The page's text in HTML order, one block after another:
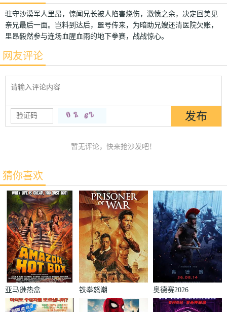
驻守沙漠军人里昂，惊闻兄长被人陷害烧伤，激愤之余，决定回美见
亲兄最后一面。岂料到达后，噩号传来，为暗助兄嫂还清医院欠账，
里昂毅然参与连场血腥血雨的地下拳赛，战战惊心。
网友评论
暂无评论，快来抢沙发吧！
猜你喜欢
亚马逊热盒 铁拳怒潮 奥德赛2026